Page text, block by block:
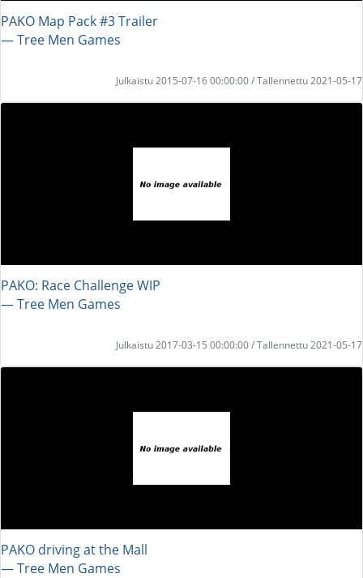
PAKO Map Pack #3 Trailer
― Tree Men Games
Julkaistu 2015-07-16 00:00:00 / Tallennettu 2021-05-17
PAKO: Race Challenge WIP
― Tree Men Games
Julkaistu 2017-03-15 00:00:00 / Tallennettu 2021-05-17
PAKO driving at the Mall
― Tree Men Games